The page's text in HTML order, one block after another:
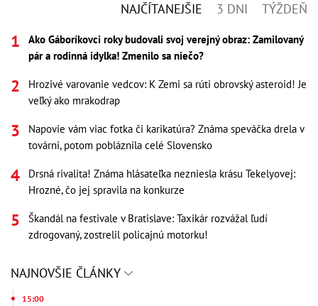
NAJČÍTANEJŠIE 3 DNI TÝŽDEŇ
Ako Gáboríkovci roky budovali svoj verejný obraz: Zamilovaný
pár a rodinná idylka! Zmenilo sa niečo?
Hrozivé varovanie vedcov: K Zemi sa rúti obrovský asteroid! Je
veľký ako mrakodrap
Napovie vám viac fotka či karikatúra? Známa speváčka drela v
továrni, potom pobláznila celé Slovensko
Drsná rivalita! Známa hlásateľka nezniesla krásu Tekelyovej:
Hrozné, čo jej spravila na konkurze
Škandál na festivale v Bratislave: Taxikár rozvážal ľudí
zdrogovaný, zostrelil policajnú motorku!
NAJNOVŠIE ČLÁNKY
15:00